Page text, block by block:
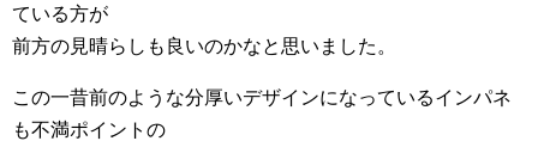
ている方が
前方の見晴らしも良いのかなと思いました。
この一昔前のような分厚いデザインになっているインパネ
も不満ポイントの